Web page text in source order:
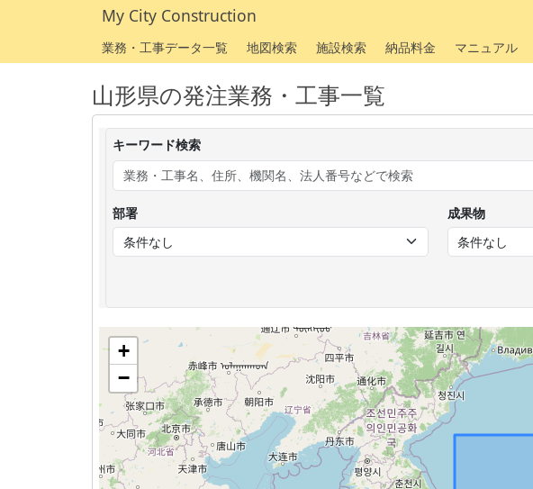
My City Construction
業務・工事データ一覧
地図検索 施設検索 納品料金 マニュアル
山形県の発注業務・工事一覧
キーワード検索
部署 成果物
+
−